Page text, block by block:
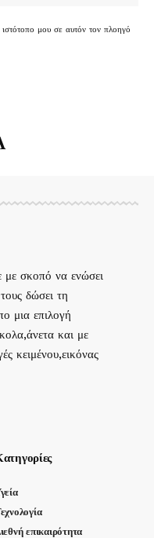
μου σε αυτόν τον πλοηγό
σκοπό να ενώσει
δώσει τη
μια επιλογή
και με
κειμένου,εικόνας
επικαιρότητα